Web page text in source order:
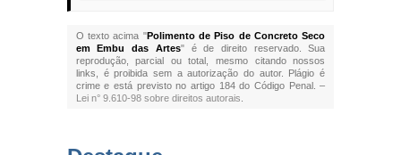
O texto acima "Polimento de Piso de Concreto Seco
em Embu das Artes" é de direito reservado. Sua
reprodução, parcial ou total, mesmo citando nossos
links, é proibida sem a autorização do autor. Plágio é
crime e está previsto no artigo 184 do Código Penal. –
Lei n° 9.610-98 sobre direitos autorais